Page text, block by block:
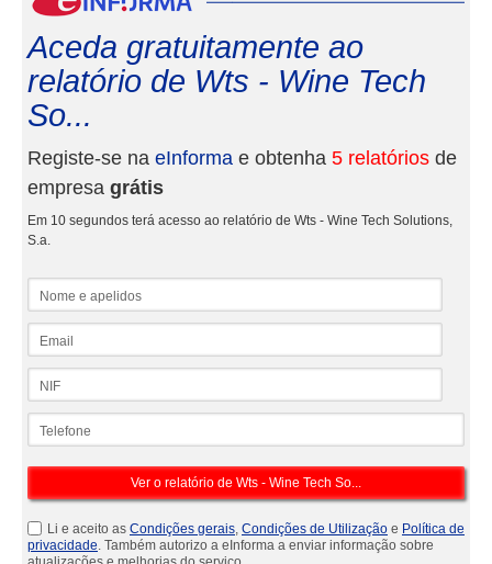
Aceda gratuitamente ao
relatório de Wts - Wine Tech
So...
Registe-se na eInforma e obtenha 5 relatórios de
empresa grátis
Em 10 segundos terá acesso ao relatório de Wts - Wine Tech Solutions,
S.a.
Li e aceito as Condições gerais, Condições de Utilização e Política de
privacidade. Também autorizo a eInforma a enviar informação sobre